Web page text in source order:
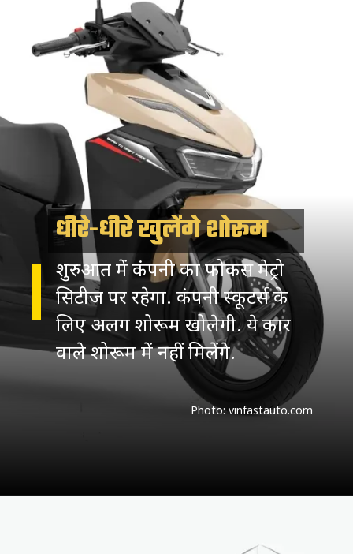
धीरे-धीरे खुलेंगे शोरूम
शुरुआत में कंपनी का फोकस मेट्रो
सिटीज पर रहेगा. कंपनी स्कूटर्स के
लिए अलग शोरूम खोलेगी. ये कार
वाले शोरूम में नहीं मिलेंगे.
Photo: vinfastauto.com